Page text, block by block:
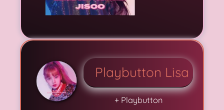
Playbutton Lisa
+ Playbutton